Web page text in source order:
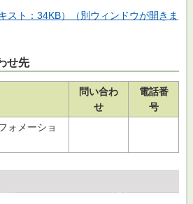
スト：34KB）（別ウィンドウが開きま
せ先
問い合わ
せ
電話番
号
ォメーショ